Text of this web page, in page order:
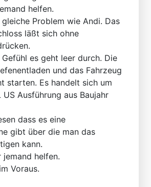
helfen.
Problem wie Andi. Das
läßt sich ohne
es geht leer durch. Die
und das Fahrzeug
starten. Es handelt sich um
US Ausführung aus Baujahr
dass es eine
gibt über die man das
kann.
jemand helfen.
Voraus.